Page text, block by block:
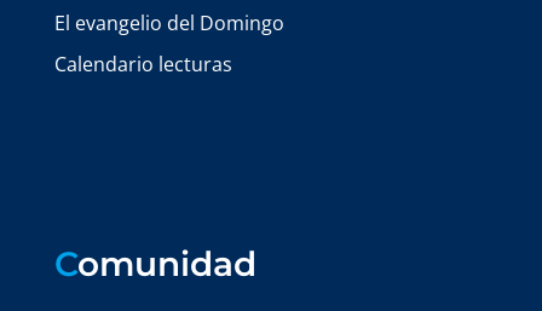
El evangelio del Domingo
Calendario lecturas
Comunidad